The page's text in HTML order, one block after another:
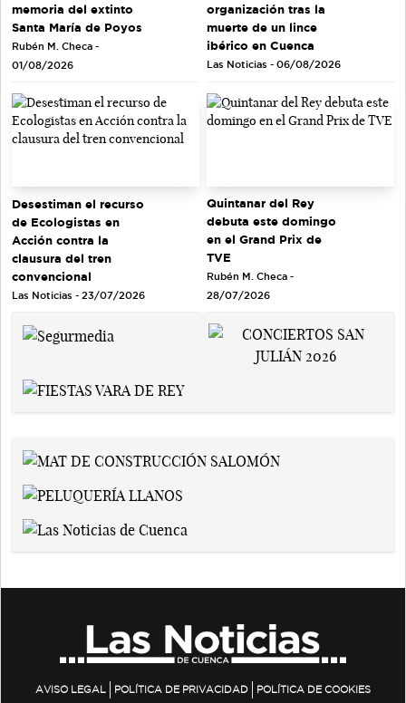
memoria del extinto
Santa María de Poyos
Rubén M. Checa -
01/08/2026
organización tras la
muerte de un lince
ibérico en Cuenca
Las Noticias - 06/08/2026
Desestiman el recurso
de Ecologistas en
Acción contra la
clausura del tren
convencional
Las Noticias - 23/07/2026
Quintanar del Rey
debuta este domingo
en el Grand Prix de
TVE
Rubén M. Checa -
28/07/2026
AVISO LEGAL POLÍTICA DE PRIVACIDAD POLÍTICA DE COOKIES